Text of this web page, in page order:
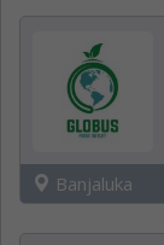
Banjaluka